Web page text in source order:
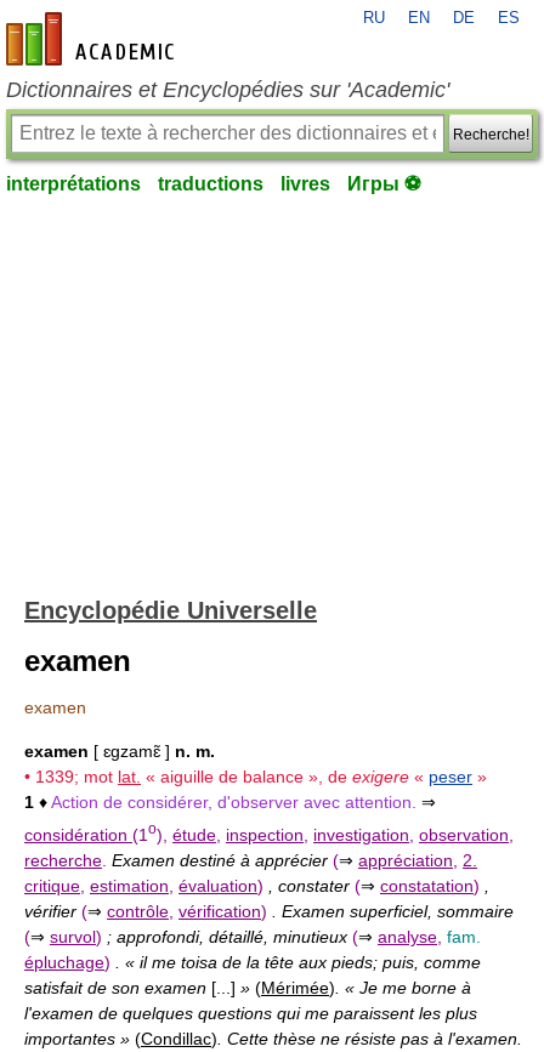
fr-academic.com
RU EN DE ES
Dictionnaires et Encyclopédies sur 'Academic'
Recherche!
interprétations traductions livres Игры ⚽
Encyclopédie Universelle
examen
examen
examen [ ɛgzamɛ̃ ] n. m.
• 1339; mot lat. « aiguille de balance », de exigere « peser »
1 ♦Action de considérer, d'observer avec attention. ⇒
considération (1 o), étude inspection investigation observation
recherche Examen destiné à apprécier (⇒ appréciation
2.
critique estimation évaluation) , constater (⇒ constatation)
vérifier (⇒ contrôle vérification) . Examen superficiel, sommaire
(⇒ survol) ; approfondi, détaillé, minutieux (⇒ analyse fam.
épluchage) . « il me toisa de la tête aux pieds; puis, comme
satisfait de son examen [...] » (Mérimée) . « Je me borne à
l'examen de quelques questions qui me paraissent les plus
importantes » (Condillac) . Cette thèse ne résiste pas à l'examen.